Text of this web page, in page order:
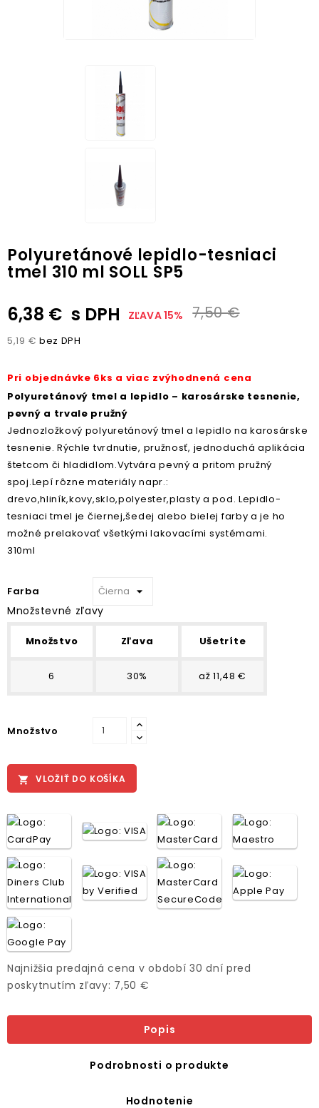
Polyuretánové lepidlo-tesniaci
tmel 310 ml SOLL SP5
6,38 € s DPH ZĽAVA 15% 7,50 €
5,19 € bez DPH
Pri objednávke 6ks a viac zvýhodnená cena
Polyuretánový tmel a lepidlo – karosárske tesnenie,
pevný a trvale pružný
Jednozložkový polyuretánový tmel a lepidlo na karosárske
tesnenie. Rýchle tvrdnutie, pružnosť, jednoduchá aplikácia
štetcom či hladidlom.Vytvára pevný a pritom pružný
spoj.Lepí rôzne materiály napr.:
drevo,hliník,kovy,sklo,polyester,plasty a pod. Lepidlo-
tesniaci tmel je čiernej,šedej alebo bielej farby a je ho
možné prelakovať všetkými lakovacími systémami.
310ml
Farba
Množstevné zľavy
Množstvo Zľava Ušetríte
6 30% až 11,48 €
Množstvo
 VLOŽIŤ DO KOŠÍKA
Najnižšia predajná cena v období 30 dní pred
poskytnutím zľavy: 7,50 €
Popis
Podrobnosti o produkte
Hodnotenie